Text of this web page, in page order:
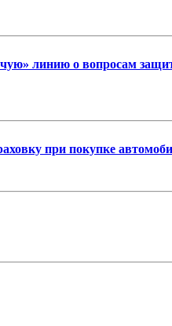
линию о вопросам
при покупке